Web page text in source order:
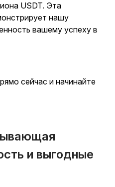
USDT. Эта
нашу
вашему успеху в
сейчас и начинайте
и выгодные